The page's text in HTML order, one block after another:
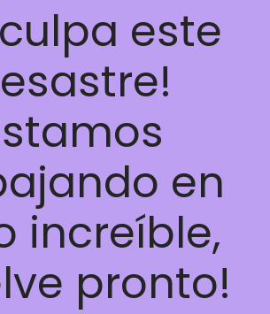
este
en
increíble,
pronto!